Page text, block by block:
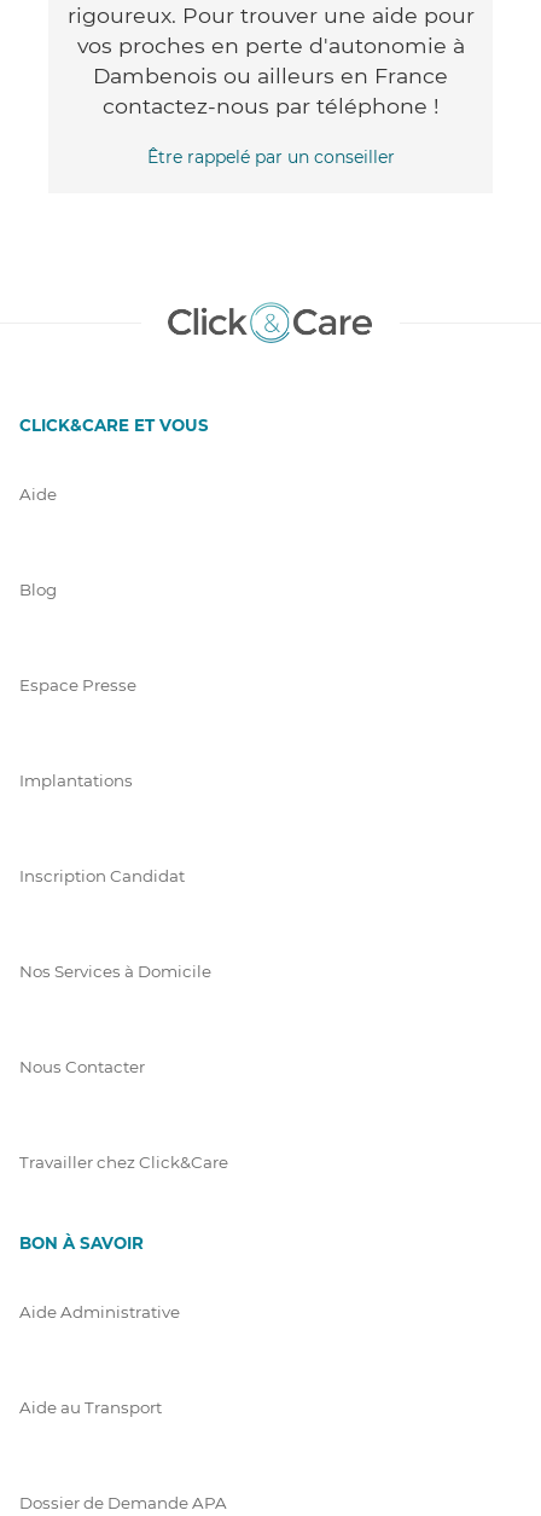
rigoureux. Pour trouver une aide pour
vos proches en perte d'autonomie à
Dambenois ou ailleurs en France
contactez-nous par téléphone !
Être rappelé par un conseiller
CLICK&CARE ET VOUS
Aide
Blog
Espace Presse
Implantations
Inscription Candidat
Nos Services à Domicile
Nous Contacter
Travailler chez Click&Care
BON À SAVOIR
Aide Administrative
Aide au Transport
Dossier de Demande APA